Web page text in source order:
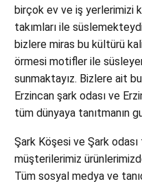
birçok ev ve iş yerlerimizi
takımları ile
bizlere miras bu kültürü
örmesi motifler ile
sunmaktayız. Bizlere ait
Erzincan şark odası ve
tüm dünyaya tanıtmanın
Şark Köşesi ve Şark odası
müşterilerimiz
Tüm sosyal medya ve